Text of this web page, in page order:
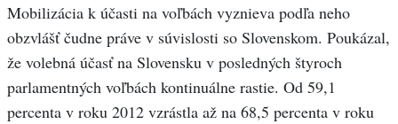
Mobilizácia k účasti na voľbách vyznieva podľa neho
obzvlášť čudne práve v súvislosti so Slovenskom. Poukázal,
že volebná účasť na Slovensku v posledných štyroch
parlamentných voľbách kontinuálne rastie. Od 59,1
percenta v roku 2012 vzrástla až na 68,5 percenta v roku